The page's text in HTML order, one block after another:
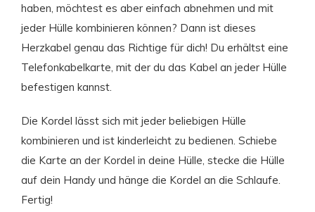
haben, möchtest es aber einfach abnehmen und mit
jeder Hülle kombinieren können? Dann ist dieses
Herzkabel genau das Richtige für dich! Du erhältst eine
Telefonkabelkarte, mit der du das Kabel an jeder Hülle
befestigen kannst.
Die Kordel lässt sich mit jeder beliebigen Hülle
kombinieren und ist kinderleicht zu bedienen. Schiebe
die Karte an der Kordel in deine Hülle, stecke die Hülle
auf dein Handy und hänge die Kordel an die Schlaufe.
Fertig!